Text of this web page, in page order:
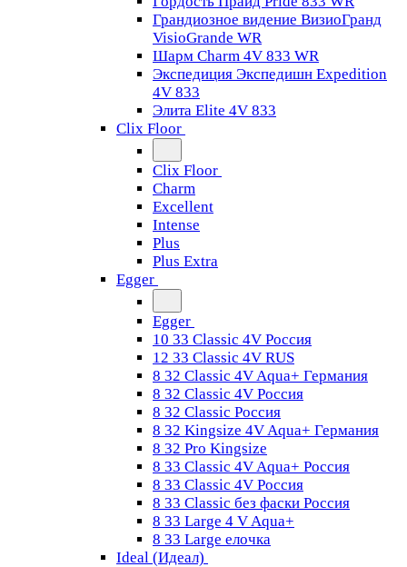
Грандиозное видение ВизиоГранд
VisioGrande WR
Шарм Charm 4V 833 WR
Экспедиция Экспедишн Expedition
4V 833
Элита Elite 4V 833
Clix Floor
Clix Floor
Charm
Excellent
Intense
Plus
Plus Extra
Egger
Egger
10 33 Classic 4V Россия
12 33 Classic 4V RUS
8 32 Classic 4V Aqua+ Германия
8 32 Classic 4V Россия
8 32 Classic Россия
8 32 Kingsize 4V Aqua+ Германия
8 32 Pro Kingsize
8 33 Classic 4V Aqua+ Россия
8 33 Classic 4V Россия
8 33 Classic без фаски Россия
8 33 Large 4 V Aqua+
8 33 Large елочка
Ideal (Идеал)